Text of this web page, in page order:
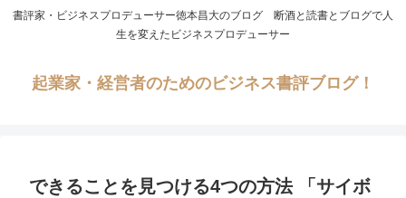
書評家・ビジネスプロデューサー徳本昌大のブログ 断酒と読書とブログで人
生を変えたビジネスプロデューサー
起業家・経営者のためのビジネス書評ブログ！
できることを見つける4つの方法 「サイボ